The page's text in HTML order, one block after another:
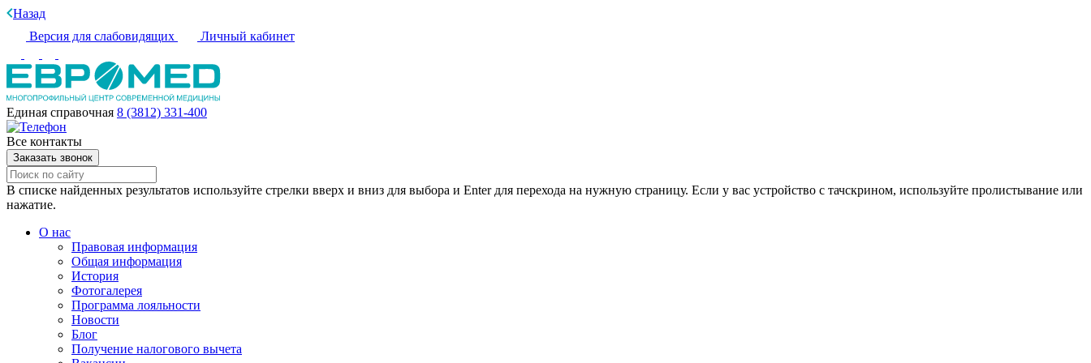
Назад
Версия для слабовидящих
Личный кабинет
Единая справочная 8 (3812) 331-400
Все контакты
Заказать звонок
В списке найденных результатов используйте стрелки вверх и вниз для выбора и Enter для перехода на нужную страницу. Если у вас устройство с тачскрином, используйте пролистывание или
нажатие.
О нас
Правовая информация
Общая информация
История
Фотогалерея
Программа лояльности
Новости
Блог
Получение налогового вычета